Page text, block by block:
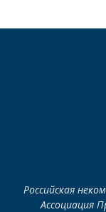
Российская
Ассоциация